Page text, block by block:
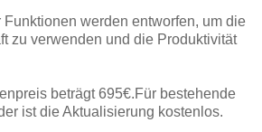
Funktionen werden entworfen, um die
zu verwenden und die Produktivität
beträgt 695€.Für bestehende
ist die Aktualisierung kostenlos.